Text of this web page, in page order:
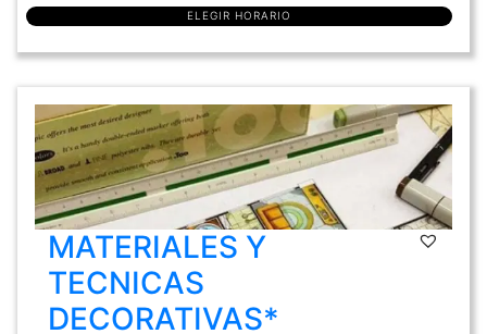
ELEGIR HORARIO
MATERIALES Y
TECNICAS
DECORATIVAS*